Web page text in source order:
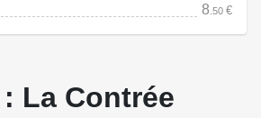
aux équipements complets de
8 .50 €
La Contrée